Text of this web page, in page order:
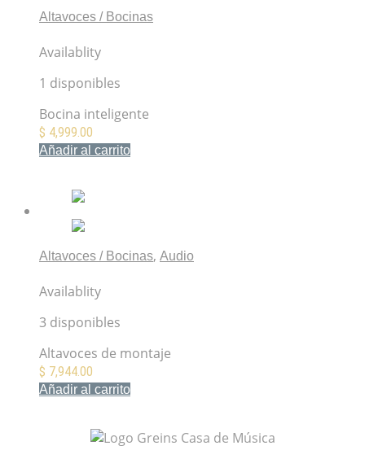
Altavoces / Bocinas
Availablity
1 disponibles
Bocina inteligente
$ 4,999.00
Añadir al carrito
Altavoces / Bocinas, Audio
Availablity
3 disponibles
Altavoces de montaje
$ 7,944.00
Añadir al carrito